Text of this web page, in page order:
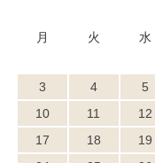
月
火 水
3
4 5
10
11 12
17
18 19